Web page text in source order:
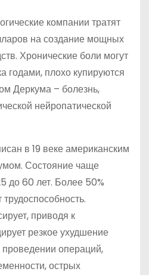
компании тратят
на создание мощных
Хронические боли могут
годами, плохо купируются
Деркума – болезнь,
нейропатической
в 19 веке американским
Состояние чаще
до 60 лет. Более 50%
приводя к
резкое ухудшение
операций,
острых